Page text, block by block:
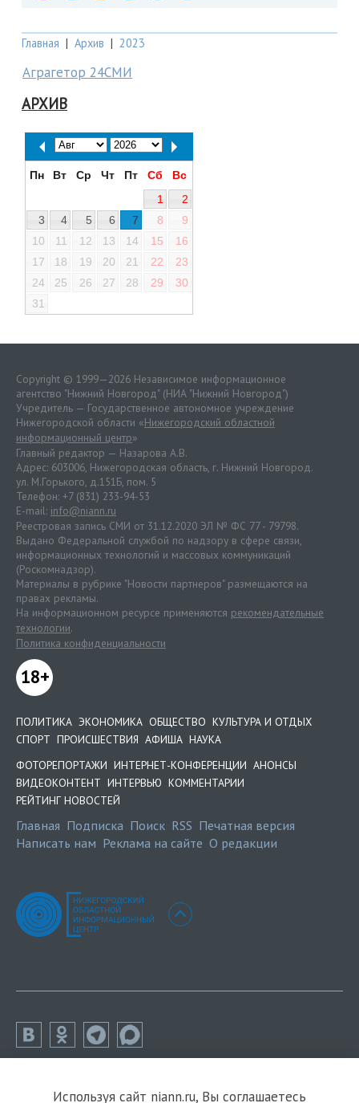
Главная | Архив | 2023
Аграгетор 24СМИ
АРХИВ
Пн Вт Ср Чт Пт Сб
Вс
1
2
3
4 5 6 7 8
9
10
11 12 13 14 15
16
17
18 19 20 21 22
23
24
25 26 27 28 29
30
31
Copyright © 1999—2026 Независимое информационное
агентство "Нижний Новгород" (НИА "Нижний Новгород")
Учредитель — Государственное автономное учреждение
Нижегородской области «Нижегородский областной
информационный центр»
Главный редактор — Назарова А.В.
Адрес: 603006, Нижегородская область, г. Нижний Новгород.
ул. М.Горького, д.151Б, пом. 5
Телефон: +7 (831) 233-94-53
E-mail: info@niann.ru
Реестровая запись СМИ от 31.12.2020 ЭЛ № ФС 77 - 79798.
Выдано Федеральной службой по надзору в сфере связи,
информационных технологий и массовых коммуникаций
(Роскомнадзор).
Материалы в рубрике "Новости партнеров" размещаются на
правах рекламы.
На информационном ресурсе применяются рекомендательные
технологии.
Политика конфиденциальности
18+
ПОЛИТИКА ЭКОНОМИКА ОБЩЕСТВО КУЛЬТУРА И ОТДЫХ
СПОРТ ПРОИСШЕСТВИЯ АФИША НАУКА
ФОТОРЕПОРТАЖИ ИНТЕРНЕТ-КОНФЕРЕНЦИИ АНОНСЫ
ВИДЕОКОНТЕНТ ИНТЕРВЬЮ КОММЕНТАРИИ
РЕЙТИНГ НОВОСТЕЙ
Главная Подписка Поиск RSS Печатная версия
Написать нам Реклама на сайте О редакции
Используя сайт niann.ru, Вы соглашаетесь